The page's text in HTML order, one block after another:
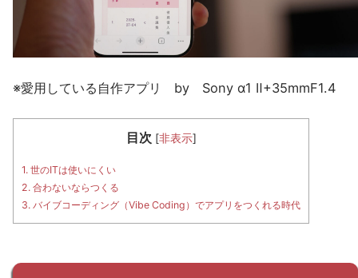
※愛用している自作アプリ by Sony α1 Ⅱ+35mmF1.4
目次 [非表示]
1. 世のITは使いにくい
2. 合わないならつくる
3. バイブコーディング（Vibe Coding）でアプリをつくれる時代